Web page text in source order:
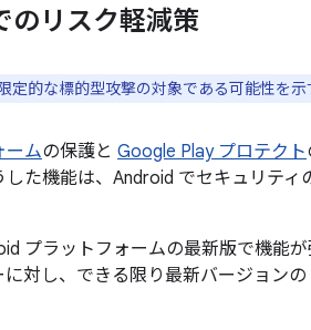
リスク軽減策
的な標的型攻撃の対象である可能性を示
ームの保護と Google Play プロテクト
た機能は、Android でセキュリティ
プラットフォームの最新版で機能
対し、できる限り最新バージョン